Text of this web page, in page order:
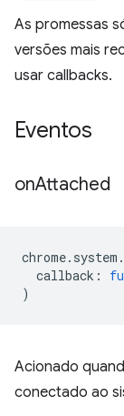
As promessas
versões mais
usar callbacks.
Eventos
onAttached
chrome. system .
callback :
)
Acionado
conectado ao